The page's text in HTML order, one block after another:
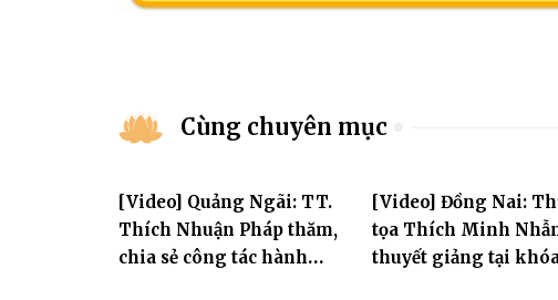
Cùng chuyên mục
[Video] Quảng Ngãi: TT.
Thích Nhuận Pháp thăm,
chia sẻ công tác hành
[Video] Đồng Nai:
tọa Thích Minh
thuyết giảng tại